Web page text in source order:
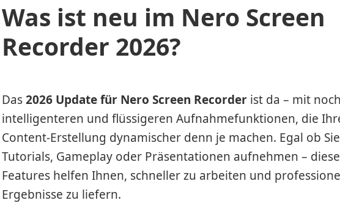
Was ist neu im Nero Screen
Recorder 2026?
Das2026 Update für Nero Screen Recorder ist da – mit noch
intelligenteren und flüssigeren Aufnahmefunktionen, die
Content-Erstellung dynamischer denn je machen. Egal ob Sie
Tutorials, Gameplay oder Präsentationen aufnehmen –
Features helfen Ihnen, schneller zu arbeiten und
Ergebnisse zu liefern.